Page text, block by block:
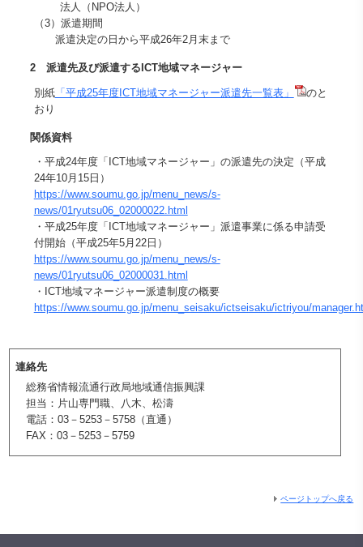
法人（NPO法人）
（3）派遣期間
派遣決定の日から平成26年2月末まで
2 派遣先及び派遣するICT地域マネージャー
別紙「平成25年度ICT地域マネージャー派遣先一覧表」
のと
おり
関係資料
・平成24年度「ICT地域マネージャー」の派遣先の決定（平成
24年10月15日）
https://www.soumu.go.jp/menu_news/s-
news/01ryutsu06_02000022.html
・平成25年度「ICT地域マネージャー」派遣事業に係る申請受
付開始（平成25年5月22日）
https://www.soumu.go.jp/menu_news/s-
news/01ryutsu06_02000031.html
・ICT地域マネージャー派遣制度の概要
https://www.soumu.go.jp/menu_seisaku/ictseisaku/ictriyou/
連絡先
総務省情報流通行政局地域通信振興課
担当：片山専門職、八木、松濤
電話：03－5253－5758（直通）
FAX：03－5253－5759
ページトップへ戻る